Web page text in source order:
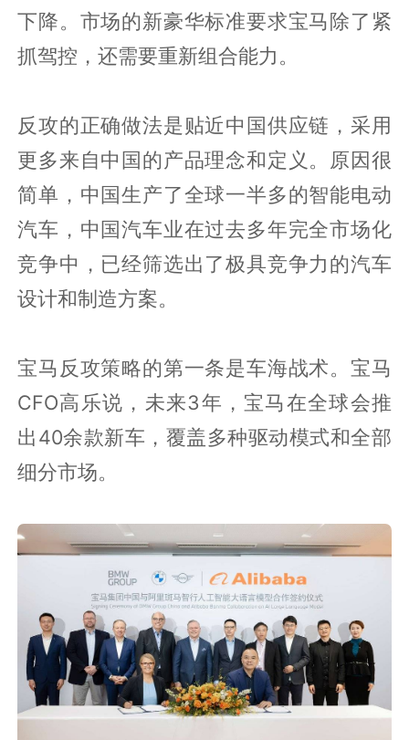
下降。市场的新豪华标准要求宝马除了紧
抓驾控，还需要重新组合能力。
反攻的正确做法是贴近中国供应链，采用
更多来自中国的产品理念和定义。原因很
简单，中国生产了全球一半多的智能电动
汽车，中国汽车业在过去多年完全市场化
竞争中，已经筛选出了极具竞争力的汽车
设计和制造方案。
宝马反攻策略的第一条是车海战术。宝马
CFO高乐说，未来3年，宝马在全球会推
出40余款新车，覆盖多种驱动模式和全部
细分市场。